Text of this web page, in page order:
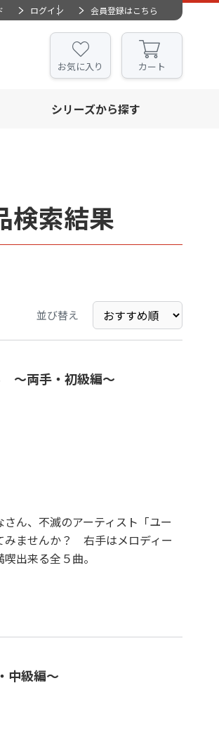
ログイン 会員登録はこちら
お気に入り カート
シリーズから探す
索結果
並び替え
～両手・初級編～
ん、不滅のアーティスト「ユー
みませんか？ 右手はメロディー
出来る全５曲。
中級編～